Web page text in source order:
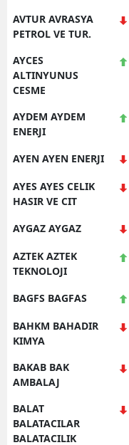
AVTUR AVRASYA
PETROL VE TUR.
AYCES
ALTINYUNUS
CESME
AYDEM AYDEM
ENERJI
AYEN AYEN ENERJI
AYES AYES CELIK
HASIR VE CIT
AYGAZ AYGAZ
AZTEK AZTEK
TEKNOLOJI
BAGFS BAGFAS
BAHKM BAHADIR
KIMYA
BAKAB BAK
AMBALAJ
BALAT
BALATACILAR
BALATACILIK